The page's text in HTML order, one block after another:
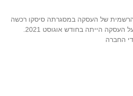
הרשמית של העסקה במסגרתה סיסקו רכשה
החברה